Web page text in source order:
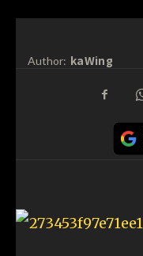
Author: kaWing